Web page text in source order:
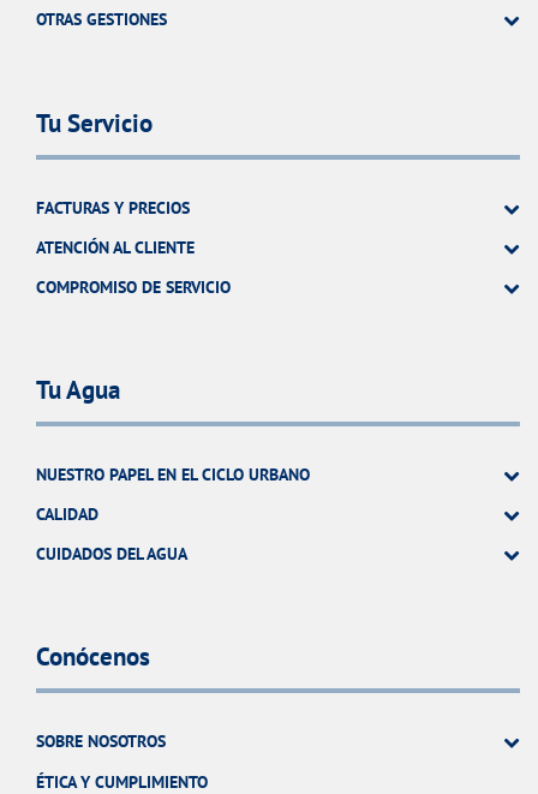
OTRAS GESTIONES
Tu Servicio
FACTURAS Y PRECIOS
ATENCIÓN AL CLIENTE
COMPROMISO DE SERVICIO
Tu Agua
NUESTRO PAPEL EN EL CICLO URBANO
CALIDAD
CUIDADOS DEL AGUA
Conócenos
SOBRE NOSOTROS
ÉTICA Y CUMPLIMIENTO